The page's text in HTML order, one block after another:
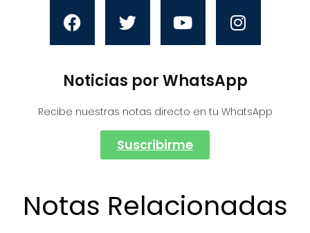
Noticias por WhatsApp
Recibe nuestras notas directo en tu WhatsApp
Suscribirme
Notas Relacionadas